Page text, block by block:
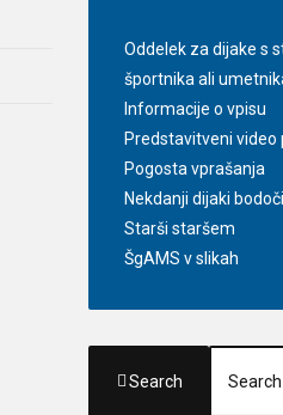
Oddelek za dijake s
športnika ali
Informacije o vpisu
Predstavitveni video
Pogosta vprašanja
Nekdanji dijaki
Starši staršem
ŠgAMS v slikah
Search